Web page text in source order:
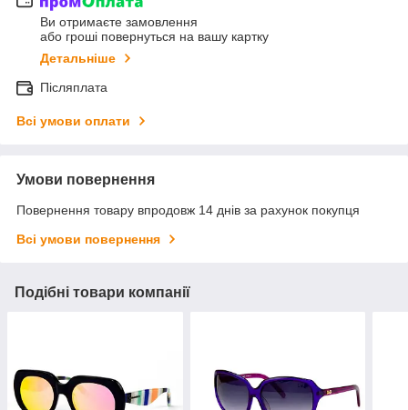
Ви отримаєте замовлення
або гроші повернуться на вашу картку
Детальніше
Післяплата
Всі умови оплати
Умови повернення
Повернення товару впродовж 14 днів за рахунок покупця
Всі умови повернення
Подібні товари компанії